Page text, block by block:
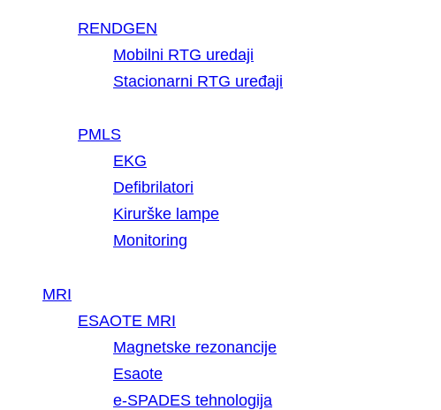
RENDGEN
Mobilni RTG uredaji
Stacionarni RTG uređaji
PMLS
EKG
Defibrilatori
Kirurške lampe
Monitoring
MRI
ESAOTE MRI
Magnetske rezonancije
Esaote
e-SPADES tehnologija